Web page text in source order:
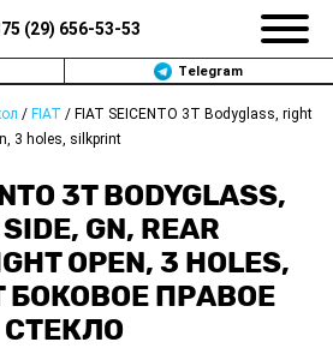
(29) 656-53-53
Telegram
/ FIAT / FIAT SEICENTO 3T Bodyglass, right
3 holes, silkprint
3T BODYGLASS,
GN, REAR
OPEN, 3 HOLES,
БОКОВОЕ ПРАВОЕ
СТЕКЛО
МИНСКЕ